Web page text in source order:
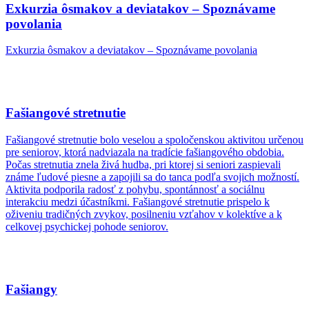
Exkurzia ôsmakov a deviatakov – Spoznávame
povolania
Exkurzia ôsmakov a deviatakov – Spoznávame povolania
Fašiangové stretnutie
Fašiangové stretnutie bolo veselou a spoločenskou aktivitou určenou
pre seniorov, ktorá nadviazala na tradície fašiangového obdobia.
Počas stretnutia znela živá hudba, pri ktorej si seniori zaspievali
známe ľudové piesne a zapojili sa do tanca podľa svojich možností.
Aktivita podporila radosť z pohybu, spontánnosť a sociálnu
interakciu medzi účastníkmi. Fašiangové stretnutie prispelo k
oživeniu tradičných zvykov, posilneniu vzťahov v kolektíve a k
celkovej psychickej pohode seniorov.
Fašiangy